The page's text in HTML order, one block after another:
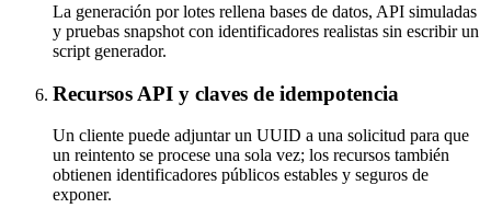
La generación por lotes rellena bases de datos, API simuladas
y pruebas snapshot con identificadores realistas sin escribir un
script generador.
Recursos API y claves de idempotencia
Un cliente puede adjuntar un UUID a una solicitud para que
un reintento se procese una sola vez; los recursos también
obtienen identificadores públicos estables y seguros de
exponer.